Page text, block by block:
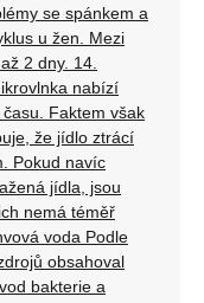
se spánkem a
u žen. Mezi
2 dny. 14.
nabízí
Faktem však
že jídlo ztrácí
Pokud navíc
jídla, jsou
nemá téměř
voda Podle
obsahoval
bakterie a